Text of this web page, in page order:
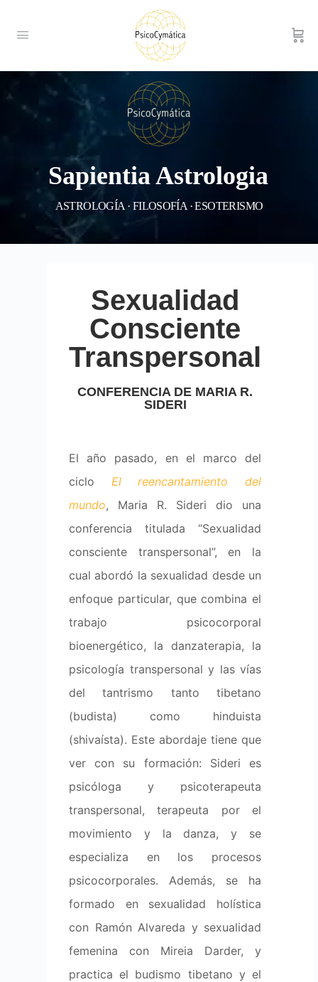
Sapientia Astrologia
ASTROLOGÍA · FILOSOFÍA · ESOTERISMO
Sexualidad
Consciente
Transpersonal
CONFERENCIA DE MARIA R.
SIDERI
El año pasado, en el marco del
ciclo El reencantamiento del
mundo, Maria R. Sideri dio una
conferencia titulada “Sexualidad
consciente transpersonal”, en la
cual abordó la sexualidad desde un
enfoque particular, que combina el
trabajo psicocorporal
bioenergético, la danzaterapia, la
psicología transpersonal y las vías
del tantrismo tanto tibetano
(budista) como hinduista
(shivaísta). Este abordaje tiene que
ver con su formación: Sideri es
psicóloga y psicoterapeuta
transpersonal, terapeuta por el
movimiento y la danza, y se
especializa en los procesos
psicocorporales. Además, se ha
formado en sexualidad holística
con Ramón Alvareda y sexualidad
femenina con Mireia Darder, y
practica el budismo tibetano y el